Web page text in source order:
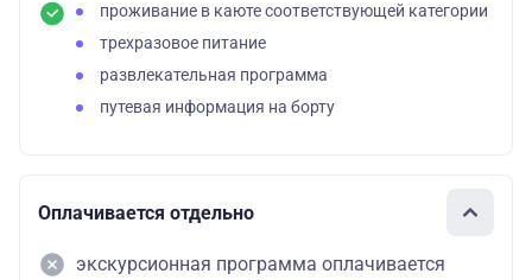
проживание в каюте соответствующей категории
трехразовое питание
развлекательная программа
путевая информация на борту
Оплачивается отдельно
экскурсионная программа оплачивается